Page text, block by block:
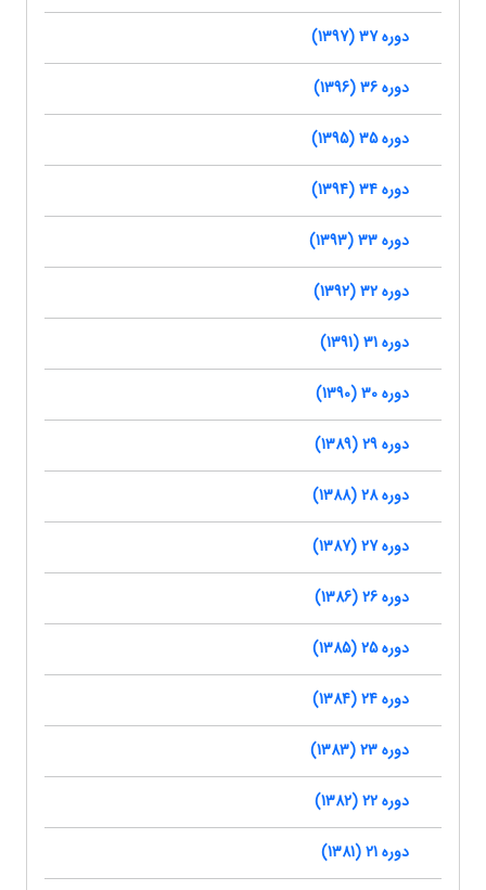
دوره 37 (1397)
دوره 36 (1396)
دوره 35 (1395)
دوره 34 (1394)
دوره 33 (1393)
دوره 32 (1392)
دوره 31 (1391)
دوره 30 (1390)
دوره 29 (1389)
دوره 28 (1388)
دوره 27 (1387)
دوره 26 (1386)
دوره 25 (1385)
دوره 24 (1384)
دوره 23 (1383)
دوره 22 (1382)
دوره 21 (1381)